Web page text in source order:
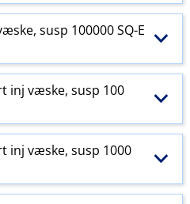
susp 100000 SQ-E​
inj væske, susp 100
inj væske, susp 1000